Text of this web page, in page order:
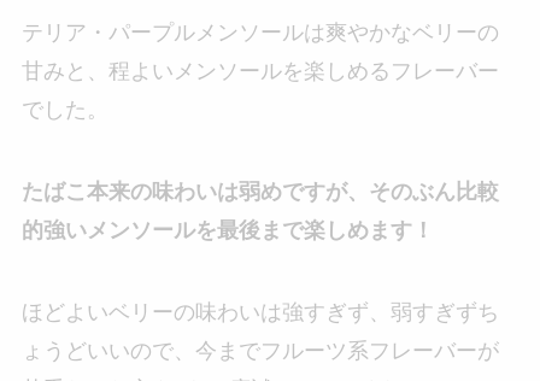
テリア・パープルメンソールは爽やかなベリーの
甘みと、程よいメンソールを楽しめるフレーバー
でした。
たばこ本来の味わいは弱めですが、そのぶん比較
的強いメンソールを最後まで楽しめます！
ほどよいベリーの味わいは強すぎず、弱すぎずち
ょうどいいので、今までフルーツ系フレーバーが